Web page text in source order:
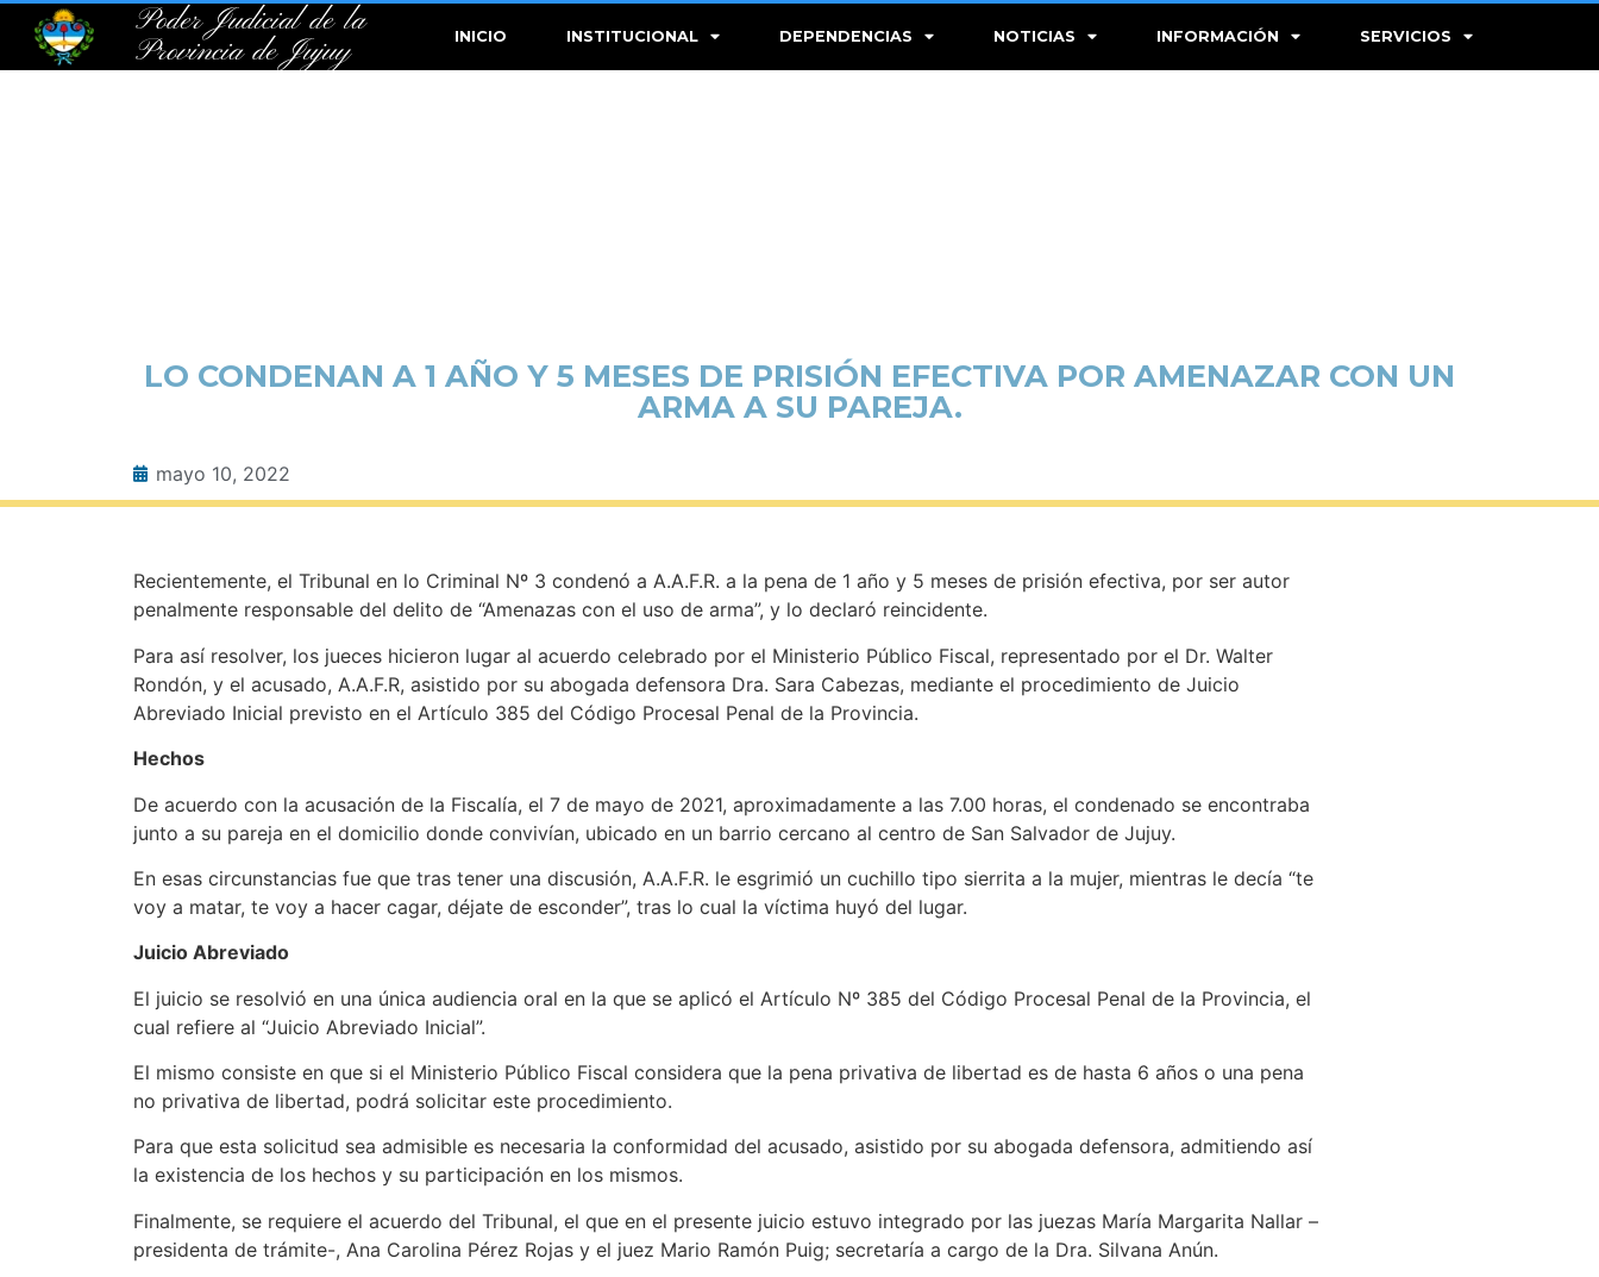
Poder Judicial de la
Provincia de Jujuy
INICIO INSTITUCIONAL DEPENDENCIAS NOTICIAS INFORMACIÓN SERVICIOS
LO CONDENAN A 1 AÑO Y 5 MESES DE PRISIÓN EFECTIVA POR AMENAZAR CON UN
ARMA A SU PAREJA.
mayo 10, 2022
Recientemente, el Tribunal en lo Criminal Nº 3 condenó a A.A.F.R. a la pena de 1 año y 5 meses de prisión efectiva, por ser autor
penalmente responsable del delito de “Amenazas con el uso de arma”, y lo declaró reincidente.
Para así resolver, los jueces hicieron lugar al acuerdo celebrado por el Ministerio Público Fiscal, representado por el Dr. Walter
Rondón, y el acusado, A.A.F.R, asistido por su abogada defensora Dra. Sara Cabezas, mediante el procedimiento de Juicio
Abreviado Inicial previsto en el Artículo 385 del Código Procesal Penal de la Provincia.
Hechos
De acuerdo con la acusación de la Fiscalía, el 7 de mayo de 2021, aproximadamente a las 7.00 horas, el condenado se encontraba
junto a su pareja en el domicilio donde convivían, ubicado en un barrio cercano al centro de San Salvador de Jujuy.
En esas circunstancias fue que tras tener una discusión, A.A.F.R. le esgrimió un cuchillo tipo sierrita a la mujer, mientras le decía “te
voy a matar, te voy a hacer cagar, déjate de esconder”, tras lo cual la víctima huyó del lugar.
Juicio Abreviado
El juicio se resolvió en una única audiencia oral en la que se aplicó el Artículo Nº 385 del Código Procesal Penal de la Provincia, el
cual refiere al “Juicio Abreviado Inicial”.
El mismo consiste en que si el Ministerio Público Fiscal considera que la pena privativa de libertad es de hasta 6 años o una pena
no privativa de libertad, podrá solicitar este procedimiento.
Para que esta solicitud sea admisible es necesaria la conformidad del acusado, asistido por su abogada defensora, admitiendo así
la existencia de los hechos y su participación en los mismos.
Finalmente, se requiere el acuerdo del Tribunal, el que en el presente juicio estuvo integrado por las juezas María Margarita Nallar –
presidenta de trámite-, Ana Carolina Pérez Rojas y el juez Mario Ramón Puig; secretaría a cargo de la Dra. Silvana Anún.